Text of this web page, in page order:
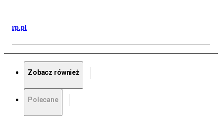
rp.pl
Zobacz również
Polecane